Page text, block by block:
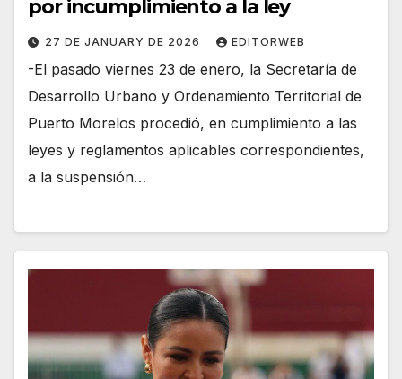
por incumplimiento a la ley
27 DE JANUARY DE 2026 EDITORWEB
-El pasado viernes 23 de enero, la Secretaría de
Desarrollo Urbano y Ordenamiento Territorial de
Puerto Morelos procedió, en cumplimiento a las
leyes y reglamentos aplicables correspondientes,
a la suspensión…